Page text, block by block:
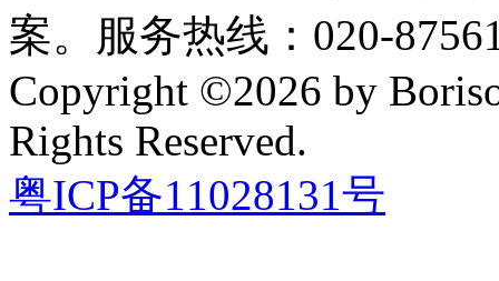
案。服务热线：020-
Copyright ©2026 by
Rights Reserved.
粤ICP备11028131号